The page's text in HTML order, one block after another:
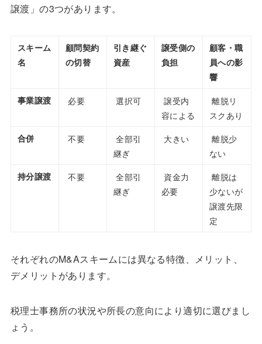
譲渡」の3つがあります。
スキーム
名
顧問契約
の切替
引き継ぐ
資産
譲受側の
負担
顧客・職
員への影
響
事業譲渡
必要 選択可
譲受内
容による
離脱リ
スクあり
合併 不要
全部引
継ぎ
大きい
離脱少
ない
持分譲渡 不要
全部引
継ぎ
資金力
必要
離脱は
少ないが
譲渡先限
定
それぞれのM&Aスキームには異なる特徴、メリット、
デメリットがあります。
税理士事務所の状況や所長の意向により適切に選びまし
ょう。